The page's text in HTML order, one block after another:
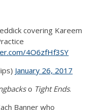
covering Kareem
4O6zfHf3SY
January 26, 2017
o Tight Ends.
Banner who